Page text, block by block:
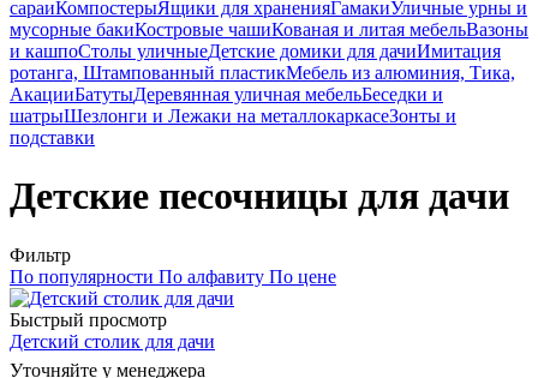
сараиКомпостерыЯщики для храненияГамакиУличные урны и
мусорные бакиКостровые чашиКованая и литая мебельВазоны
и кашпоСтолы уличныеДетские домики для дачиИмитация
ротанга, Штампованный пластикМебель из алюминия, Тика,
АкацииБатутыДеревянная уличная мебельБеседки и
шатрыШезлонги и Лежаки на металлокаркасеЗонты и
подставки
Детские песочницы для дачи
Фильтр
По популярности По алфавиту По цене
Быстрый просмотр
Детский столик для дачи
Уточняйте у менеджера